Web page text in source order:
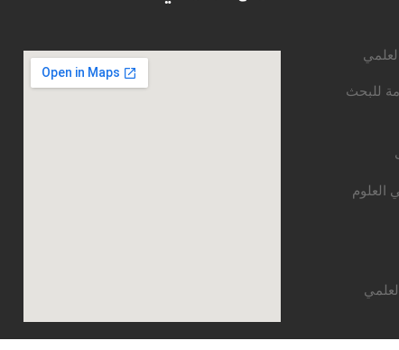
للبحث
العلوم